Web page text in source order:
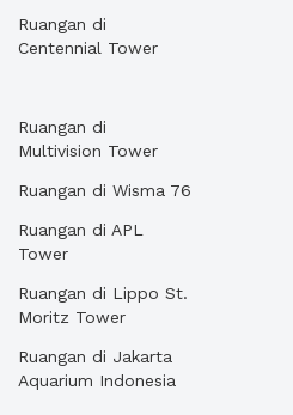
Ruangan di
Centennial Tower
Ruangan di
Multivision Tower
Ruangan di Wisma 76
Ruangan di APL
Tower
Ruangan di Lippo St.
Moritz Tower
Ruangan di Jakarta
Aquarium Indonesia